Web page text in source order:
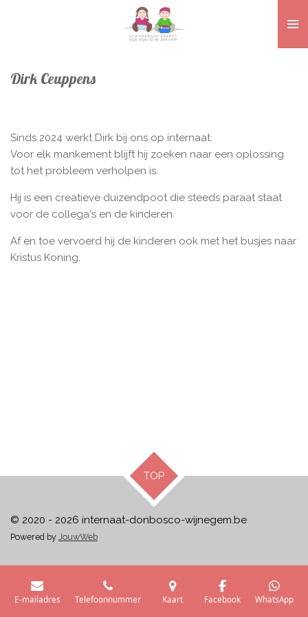
hoofdinhoud
Dirk Ceuppens
Sinds 2024 werkt Dirk bij ons op internaat.
Voor elk mankement blijft hij zoeken naar een oplossing
tot het probleem verholpen is.
Hij is een creatieve duizendpoot die steeds paraat staat
voor de collega's en de kinderen.
Af en toe vervoerd hij de kinderen ook met het busjes naar
Kristus Koning.
TOP
© 2020 - 2026 internaat-donbosco-wijnegem.be
Powered by JouwWeb
E-mailadres Telefoonnummer Kaart Facebook WhatsApp